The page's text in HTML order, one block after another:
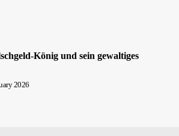
König und sein gewaltiges
2026